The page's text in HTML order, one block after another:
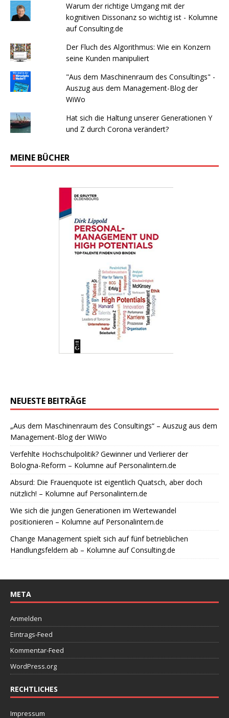
Warum der richtige Umgang mit der
kognitiven Dissonanz so wichtig ist - Kolumne
auf Consulting.de
Der Fluch des Algorithmus: Wie ein Konzern
seine Kunden manipuliert
"Aus dem Maschinenraum des Consultings" -
Auszug aus dem Management-Blog der
WiWo
Hat sich die Haltung unserer Generationen Y
und Z durch Corona verändert?
MEINE BÜCHER
NEUESTE BEITRÄGE
„Aus dem Maschinenraum des Consultings“ – Auszug aus dem
Management-Blog der WiWo
Verfehlte Hochschulpolitik? Gewinner und Verlierer der
Bologna-Reform – Kolumne auf Personalintern.de
Absurd: Die Frauenquote ist eigentlich Quatsch, aber doch
nützlich! – Kolumne auf Personalintern.de
Wie sich die jungen Generationen im Wertewandel
positionieren – Kolumne auf Personalintern.de
Change Management spielt sich auf fünf betrieblichen
Handlungsfeldern ab – Kolumne auf Consulting.de
META
Anmelden
Eintrags-Feed
Kommentar-Feed
WordPress.org
RECHTLICHES
Impressum